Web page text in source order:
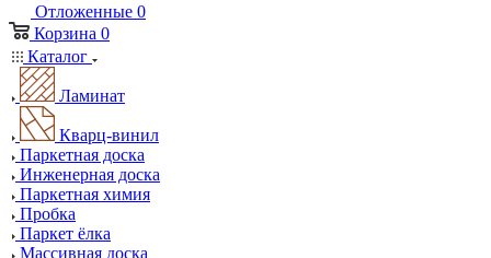
Отложенные 0
Корзина 0
Каталог
Ламинат
Кварц-винил
Паркетная доска
Инженерная доска
Паркетная химия
Пробка
Паркет ёлка
Массивная доска